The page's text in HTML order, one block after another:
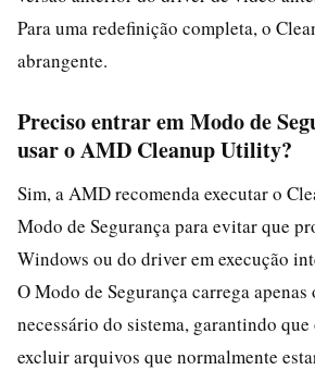
Para uma redefinição completa, o
abrangente.
Preciso entrar em Modo de
usar o AMD Cleanup Utility?
Sim, a AMD recomenda executar o
Modo de Segurança para evitar que
Windows ou do driver em execução
O Modo de Segurança carrega
necessário do sistema, garantindo
excluir arquivos que normalmente